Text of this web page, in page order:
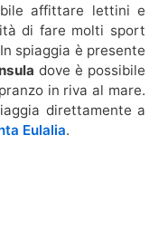
affittare lettini e
di fare molti sport
spiaggia è presente
dove è possibile
in riva al mare.
direttamente a
Eulalia.